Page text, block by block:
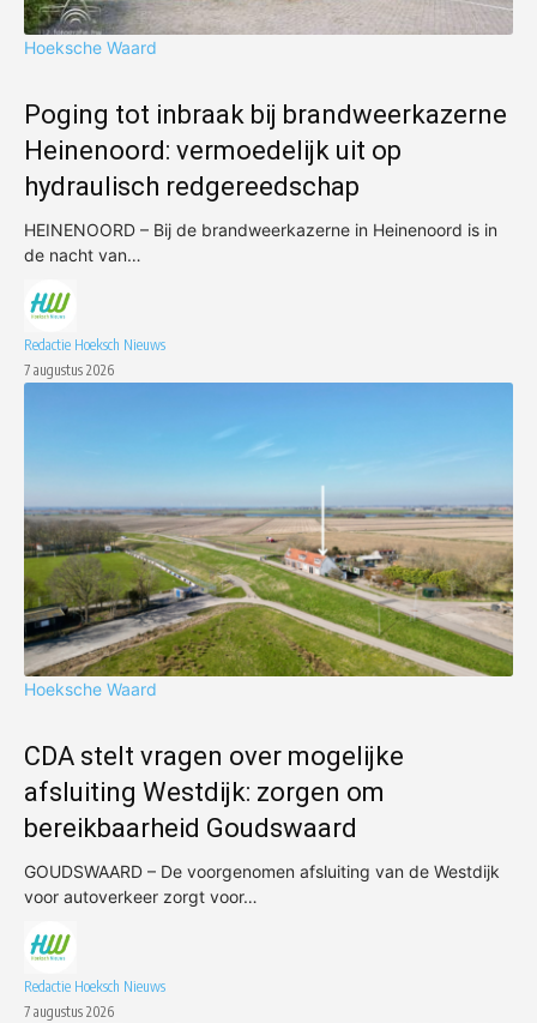
Hoeksche Waard
Poging tot inbraak bij brandweerkazerne
Heinenoord: vermoedelijk uit op
hydraulisch redgereedschap
HEINENOORD – Bij de brandweerkazerne in Heinenoord is in
de nacht van…
Redactie Hoeksch Nieuws
7 augustus 2026
Hoeksche Waard
CDA stelt vragen over mogelijke
afsluiting Westdijk: zorgen om
bereikbaarheid Goudswaard
GOUDSWAARD – De voorgenomen afsluiting van de Westdijk
voor autoverkeer zorgt voor…
Redactie Hoeksch Nieuws
7 augustus 2026